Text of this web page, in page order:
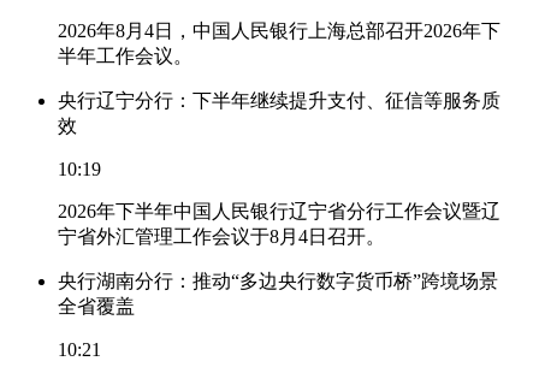
2026年8月4日，中国人民银行上海总部召开2026年下
半年工作会议。
央行辽宁分行：下半年继续提升支付、征信等服务质
效
10:19
2026年下半年中国人民银行辽宁省分行工作会议暨辽
宁省外汇管理工作会议于8月4日召开。
央行湖南分行：推动“多边央行数字货币桥”跨境场景
全省覆盖
10:21